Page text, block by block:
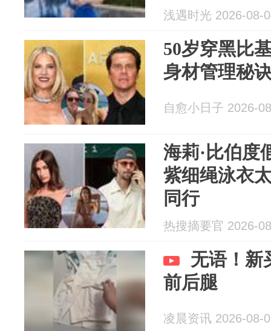
浅遇时光 2026-08-
50岁穿黑比
身材管理秘
自愈小日子 2026-
海莉·比伯度
紫细绳泳衣
同行
热搜摘要官 2026-
无语！新
前后腿
凌晨资讯 2026-08-